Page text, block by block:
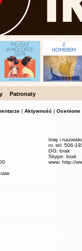
Patronaty
| Aktywność | Ocenione
Imię i
nr. tel: 506-
GG: brak
Skype: brak
www: http://